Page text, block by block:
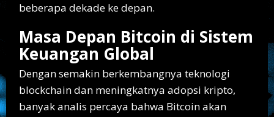
beberapa dekade ke depan.
Masa Depan Bitcoin di Sistem
Keuangan Global
Dengan semakin berkembangnya teknologi
blockchain dan meningkatnya adopsi kripto,
banyak analis percaya bahwa Bitcoin akan